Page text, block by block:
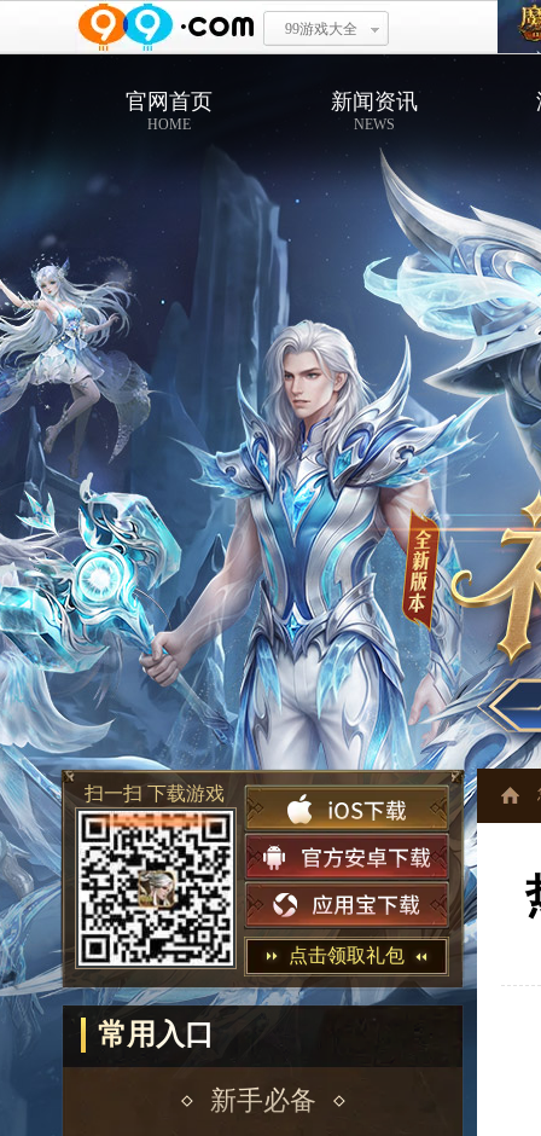
99游戏大全
官网首页
HOME
新闻资讯
NEWS
扫一扫 下载游戏
点击领取礼包
常用入口
新手必备